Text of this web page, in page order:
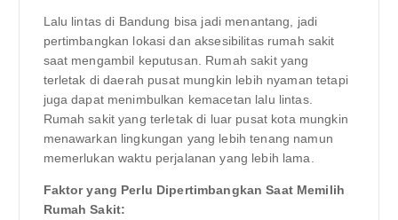
Lalu lintas di Bandung bisa jadi menantang, jadi
pertimbangkan lokasi dan aksesibilitas rumah sakit
saat mengambil keputusan. Rumah sakit yang
terletak di daerah pusat mungkin lebih nyaman tetapi
juga dapat menimbulkan kemacetan lalu lintas.
Rumah sakit yang terletak di luar pusat kota mungkin
menawarkan lingkungan yang lebih tenang namun
memerlukan waktu perjalanan yang lebih lama.
Faktor yang Perlu Dipertimbangkan Saat Memilih
Rumah Sakit: